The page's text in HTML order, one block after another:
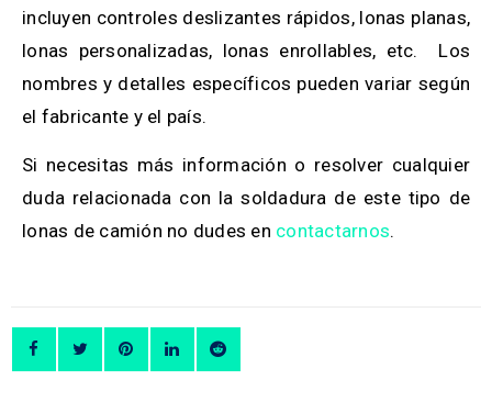
incluyen controles deslizantes rápidos, lonas planas,
lonas personalizadas, lonas enrollables, etc. Los
nombres y detalles específicos pueden variar según
el fabricante y el país.
Si necesitas más información o resolver cualquier
duda relacionada con la soldadura de este tipo de
lonas de camión no dudes en contactarnos.